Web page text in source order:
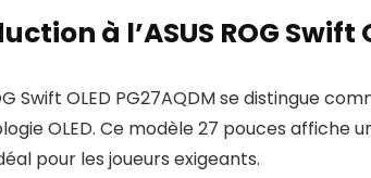
à l’ASUS ROG Swift
Swift OLED PG27AQDM se distingue
OLED. Ce modèle 27 pouces affiche
pour les joueurs exigeants.